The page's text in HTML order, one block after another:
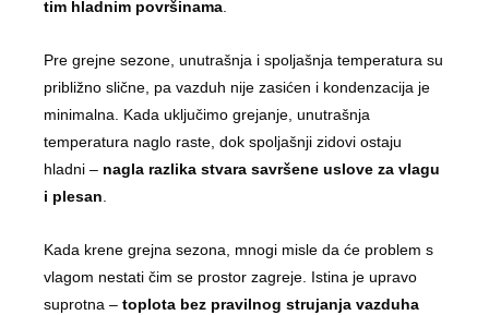
tim hladnim površinama.
Pre grejne sezone, unutrašnja i spoljašnja temperatura su
približno slične, pa vazduh nije zasićen i kondenzacija je
minimalna. Kada uključimo grejanje, unutrašnja
temperatura naglo raste, dok spoljašnji zidovi ostaju
hladni – nagla razlika stvara savršene uslove za vlagu
i plesan.
Kada krene grejna sezona, mnogi misle da će problem s
vlagom nestati čim se prostor zagreje. Istina je upravo
suprotna – toplota bez pravilnog strujanja vazduha